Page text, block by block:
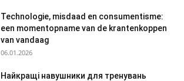
Technologie, misdaad en consumentisme:
een momentopname van de krantenkoppen
van vandaag
06.01.2026
Найкращі навушники для тренувань